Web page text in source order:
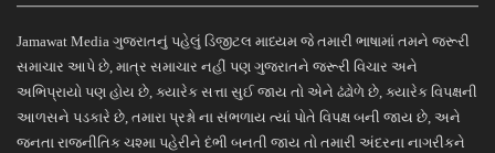
Jamawat Media ગુજરાતનું પહેલું ડિજીટલ માધ્યમ જે તમારી ભાષામાં તમને જરૂરી
સમાચાર આપે છે, માત્ર સમાચાર નહીં પણ ગુજરાતને જરૂરી વિચાર અને
અભિપ્રાયો પણ હોય છે, ક્યારેક સત્તા સુઈ જાય તો એને ઢંઢોળે છે, ક્યારેક વિપક્ષની
આળસને પડકારે છે, તમારા પ્રશ્નો ના સંભળાય ત્યાં પોતે વિપક્ષ બની જાય છે, અને
જનતા રાજનીતિક ચશ્મા પહેરીને દંભી બનતી જાય તો તમારી અંદરના નાગરીકને